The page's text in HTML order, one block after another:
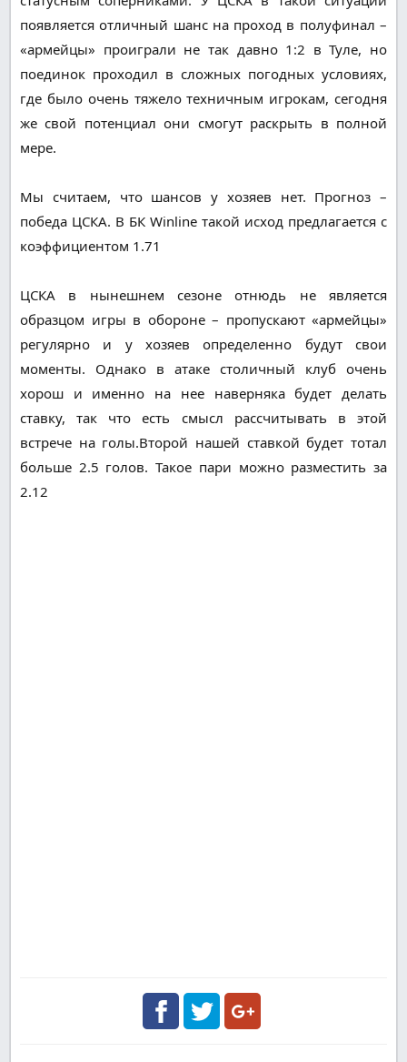
появляется отличный шанс на проход в полуфинал –
«армейцы» проиграли не так давно 1:2 в Туле, но
поединок проходил в сложных погодных условиях,
где было очень тяжело техничным игрокам, сегодня
же свой потенциал они смогут раскрыть в полной
мере.
Мы считаем, что шансов у хозяев нет. Прогноз –
победа ЦСКА. В БК Winline такой исход предлагается с
коэффициентом 1.71
ЦСКА в нынешнем сезоне отнюдь не является
образцом игры в обороне – пропускают «армейцы»
регулярно и у хозяев определенно будут свои
моменты. Однако в атаке столичный клуб очень
хорош и именно на нее наверняка будет делать
ставку, так что есть смысл рассчитывать в этой
встрече на голы.Второй нашей ставкой будет тотал
больше 2.5 голов. Такое пари можно разместить за
2.12